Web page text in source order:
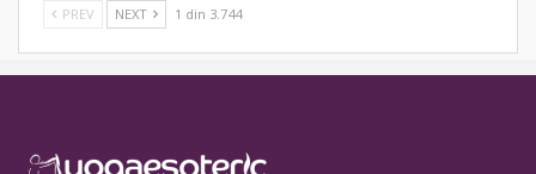
PREV NEXT 1 din 3.744